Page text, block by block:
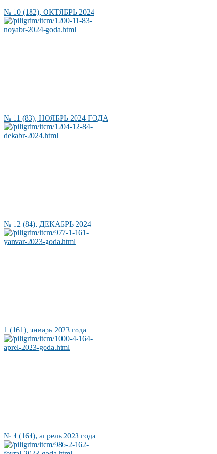
№ 10 (182), ОКТЯБРЬ 2024
№ 11 (83), НОЯБРЬ 2024 ГОДА
№ 12 (84), ДЕКАБРЬ 2024
1 (161), январь 2023 года
№ 4 (164), апрель 2023 года